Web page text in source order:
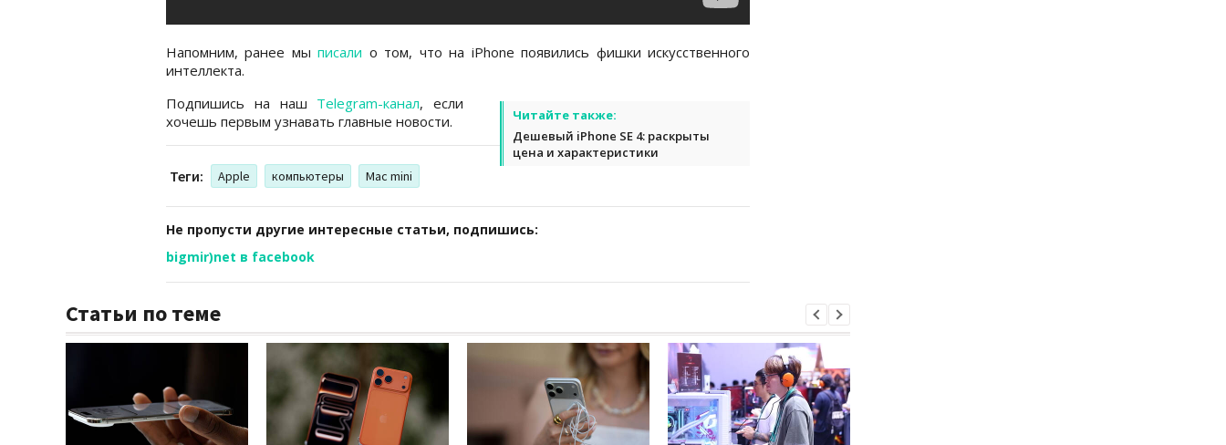
Напомним, ранее мыписали о том, что на iPhone появились фишки искусственного
интеллекта.
Читайте также:
Дешевый iPhone SE 4: раскрыты
цена и характеристики
Подпишись на наш Telegram-канал, если
хочешь первым узнавать главные новости.
Теги: Apple компьютеры Mac mini
Не пропусти другие интересные статьи, подпишись:
bigmir)net в facebook
Статьи по теме